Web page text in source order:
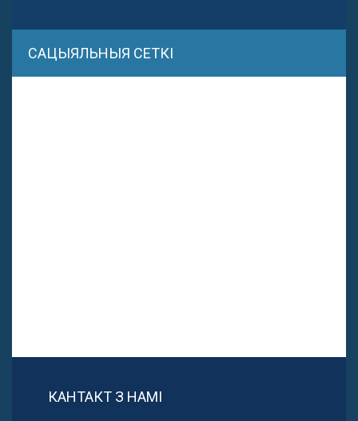
САЦЫЯЛЬНЫЯ СЕТКІ
КАНТАКТ З НАМІ